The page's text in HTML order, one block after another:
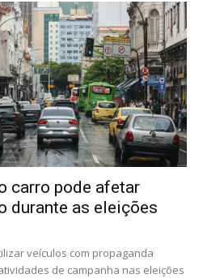
carro pode afetar
durante as eleições
veículos com propaganda
de campanha nas eleições